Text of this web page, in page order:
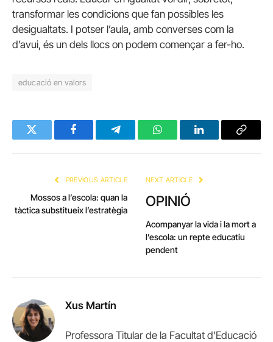
transformar les condicions que fan possibles les
desigualtats. I potser l’aula, amb converses com la
d’avui, és un dels llocs on podem començar a fer-ho.
educació en valors
Twitter FacebookTelegramWhatsAppLinkedInCopy
PREVIOUS ARTICLE
Mossos a l’escola: quan la
tàctica substitueix l’estratègia
NEXT ARTICLE
OPINIÓ
Acompanyar la vida i la mort a
l’escola: un repte educatiu
pendent
Xus Martín
Professora Titular de la Facultat d'Educació